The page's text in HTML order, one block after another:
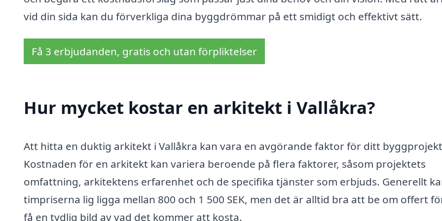
vid din sida kan du förverkliga dina byggdrömmar på ett smidigt och effektivt sätt.
Få 3 erbjudanden, gratis och utan förpliktelser
Hur mycket kostar en arkitekt i Vallåkra?
Att hitta en duktig arkitekt i Vallåkra kan vara en avgörande faktor för ditt
Kostnaden för en arkitekt kan variera beroende på flera faktorer, såsom projektets
omfattning, arkitektens erfarenhet och de specifika tjänster som erbjuds. Generellt
timpriserna lig ligga mellan 800 och 1 500 SEK, men det är alltid bra att be om offert
få en tydlig bild av vad det kommer att kosta.